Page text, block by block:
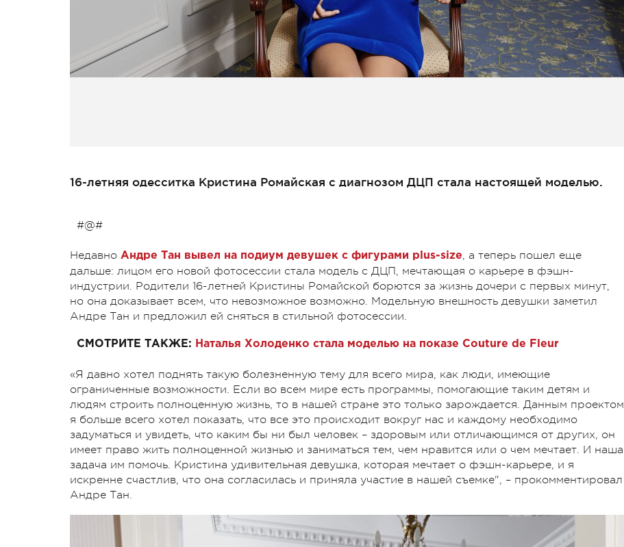
16-летняя одесситка Кристина Ромайская с диагнозом ДЦП стала настоящей моделью.
#@#
Недавно Андре Тан вывел на подиум девушек с фигурами plus-size, а теперь пошел еще
дальше: лицом его новой фотосессии стала модель с ДЦП, мечтающая о карьере в фэшн-
индустрии. Родители 16-летней Кристины Ромайской борются за жизнь дочери с первых минут,
но она доказывает всем, что невозможное возможно. Модельную внешность девушки заметил
Андре Тан и предложил ей сняться в стильной фотосессии.
СМОТРИТЕ ТАКЖЕ: Наталья Холоденко стала моделью на показе Couture de Fleur
«Я давно хотел поднять такую болезненную тему для всего мира, как люди, имеющие
ограниченные возможности. Если во всем мире есть программы, помогающие таким детям и
людям строить полноценную жизнь, то в нашей стране это только зарождается. Данным проектом
я больше всего хотел показать, что все это происходит вокруг нас и каждому необходимо
задуматься и увидеть, что каким бы ни был человек – здоровым или отличающимся от других, он
имеет право жить полноценной жизнью и заниматься тем, чем нравится или о чем мечтает. И наша
задача им помочь. Кристина удивительная девушка, которая мечтает о фэшн-карьере, и я
искренне счастлив, что она согласилась и приняла участие в нашей съемке", – прокомментировал
Андре Тан.